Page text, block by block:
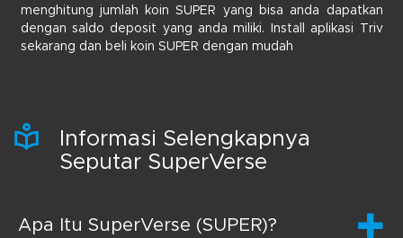
menghitung jumlah koin SUPER yang bisa anda dapatkan
dengan saldo deposit yang anda miliki. Install aplikasi Triv
sekarang dan beli koin SUPER dengan mudah
Informasi Selengkapnya
Seputar SuperVerse
Apa Itu SuperVerse (SUPER)?